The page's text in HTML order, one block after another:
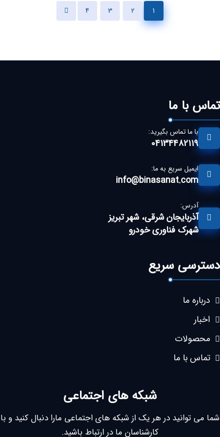
1
2
3
4
تماس با ما
با ما تماس بگیرید:
04134482119
ایمیل سریع به ما:
info@binasanat.com
آدرس:
آذربایجان شرقی، شهر تبریز
شهرک فناوری خودرو
دسترسی سریع
درباره ما
اخبار
محصولات
تماس با ما
شبکه های اجتماعی
شما می توانید در هر یک از شبکه های اجتماعی مارا دنبال کنید و با
کارشناسان ما در ارتباط باشید.